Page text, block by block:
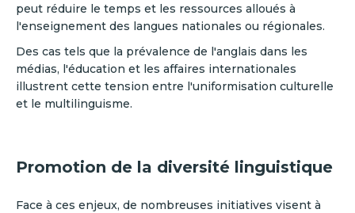
peut réduire le temps et les ressources alloués à
l'enseignement des langues nationales ou régionales.
Des cas tels que la prévalence de l'anglais dans les
médias, l'éducation et les affaires internationales
illustrent cette tension entre l'uniformisation culturelle
et le multilinguisme.
Promotion de la diversité linguistique
Face à ces enjeux, de nombreuses initiatives visent à